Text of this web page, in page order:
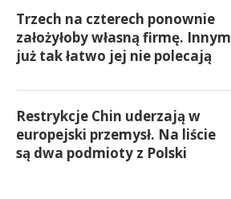
Trzech na czterech ponownie
założyłoby własną firmę. Innym
już tak łatwo jej nie polecają
Restrykcje Chin uderzają w
europejski przemysł. Na liście
są dwa podmioty z Polski